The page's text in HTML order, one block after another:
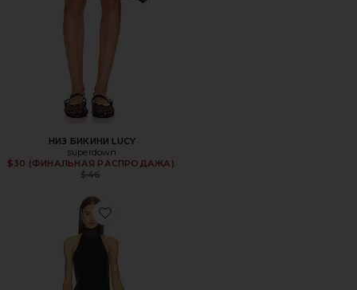
НИЗ БИКИНИ LUCY
superdown
$30 (ФИНАЛЬНАЯ РАСПРОДАЖА)
Previous price:
$46
Favorite ПЛАТЬЕ DELIA